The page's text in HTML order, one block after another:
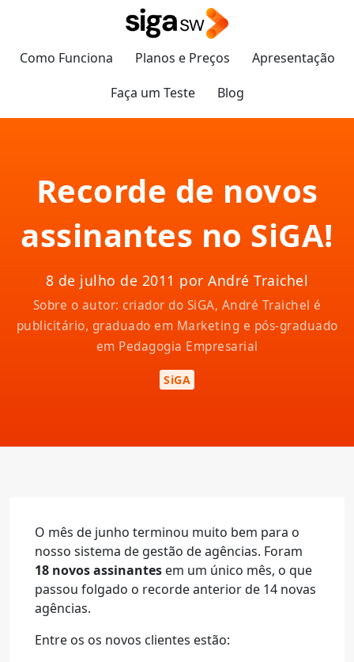
Como Funciona Planos e Preços
Apresentação
Faça um Teste
Blog
Recorde de novos
assinantes no SiGA!
8 de julho de 2011 por André Traichel
Sobre o autor: criador do SiGA, André Traichel é
publicitário, graduado em Marketing e pós-graduado
em Pedagogia Empresarial
SiGA
O mês de junho terminou muito bem para o
nosso sistema de gestão de agências. Foram
18 novos assinantes em um único mês, o que
passou folgado o recorde anterior de 14 novas
agências.
Entre os os novos clientes estão: